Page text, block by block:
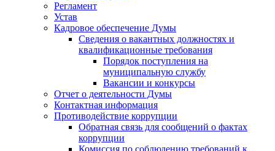
Регламент
Устав
Кадровое обеспечение Думы
Сведения о вакантных должностях и
квалификационные требования
Порядок поступления на
муниципальную службу
Вакансии и конкурсы
Отчет о деятельности Думы
Контактная информация
Противодействие коррупции
Обратная связь для сообщений о фактах
коррупции
Комиссия по соблюдению требований к